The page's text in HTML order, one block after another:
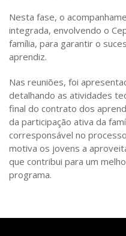
Nesta fase, o
integrada, envolvendo o
família, para garantir o
aprendiz.
Nas reuniões, foi
detalhando as atividades
final do contrato dos
da participação ativa da
corresponsável no
motiva os jovens a
que contribui para um
programa.